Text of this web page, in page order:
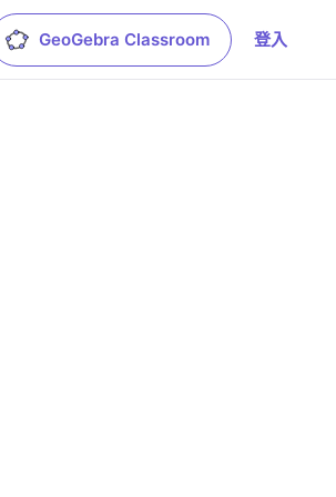
GeoGebra Classroom 登入